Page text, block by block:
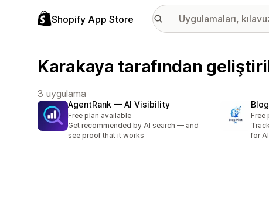
Shopify App Store
Karakaya tarafından
3 uygulama
AgentRank — AI Visibility
Free plan available
Get recommended by AI search — and
see proof that it works
Free
for